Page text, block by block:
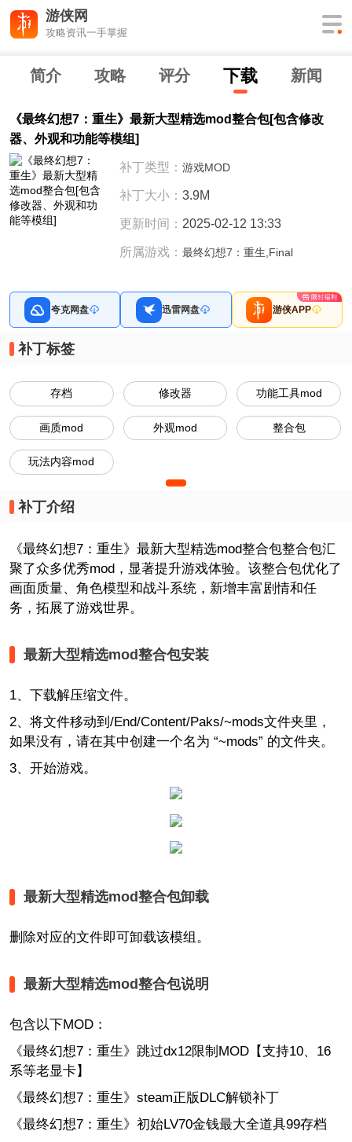
游侠网
攻略资讯一手掌握
简介 攻略 评分 下载 新闻
《最终幻想7：重生》最新大型精选mod整合包[包含修改
器、外观和功能等模组]
补丁类型：游戏MOD
补丁大小：3.9M
更新时间： 2025-02-12 13:33
所属游戏：最终幻想7：重生,Final
夸克网盘 迅雷网盘 游侠APP
补丁标签
存档 修改器 功能工具mod
画质mod 外观mod 整合包
玩法内容mod
补丁介绍
《最终幻想7：重生》最新大型精选mod整合包整合包汇
聚了众多优秀mod，显著提升游戏体验。该整合包优化了
画面质量、角色模型和战斗系统，新增丰富剧情和任
务，拓展了游戏世界。
最新大型精选mod整合包安装
1、下载解压缩文件。
2、将文件移动到/End/Content/Paks/~mods文件夹里，
如果没有，请在其中创建一个名为 “~mods” 的文件夹。
3、开始游戏。
最新大型精选mod整合包卸载
删除对应的文件即可卸载该模组。
最新大型精选mod整合包说明
包含以下MOD：
《最终幻想7：重生》跳过dx12限制MOD【支持10、16
系等老显卡】
《最终幻想7：重生》steam正版DLC解锁补丁
《最终幻想7：重生》初始LV70金钱最大全道具99存档